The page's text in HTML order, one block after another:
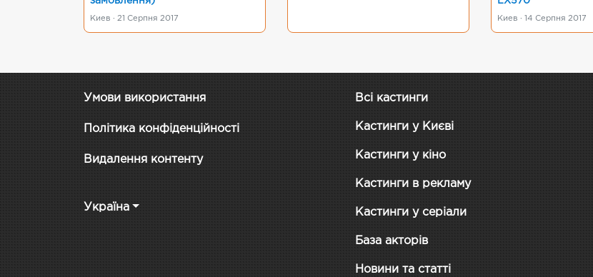
Киев · 21 Серпня 2017 Киев · 14 Серпня 2017
Умови використання
Політика конфіденційності
Видалення контенту
Україна
Всі кастинги
Кастинги у Києві
Кастинги у кіно
Кастинги в рекламу
Кастинги у серіали
База акторів
Новини та статті